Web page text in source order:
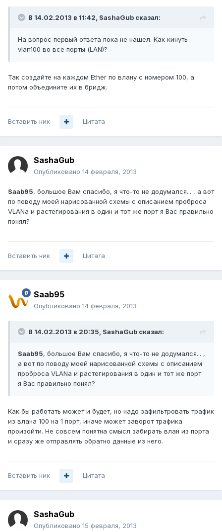
В 14.02.2013 в 11:42, SashaGub сказал:
На вопрос первый ответа пока не нашел. Как кинуть
vlan100 во все порты (LAN)?
Так создайте на каждом Ether по влану с номером 100, а
потом объедините их в бридж.
Вставить ник Цитата
SashaGub
Опубликовано 14 февраля, 2013
Saab95, большое Вам спасибо, я что-то не додумался... , а вот
по поводу моей нарисованной схемы с описанием проброса
VLANa и растегирования в один и тот же порт я Вас правильно
понял?
Вставить ник Цитата
Saab95
Опубликовано 14 февраля, 2013
В 14.02.2013 в 20:35, SashaGub сказал:
Saab95, большое Вам спасибо, я что-то не додумался... ,
а вот по поводу моей нарисованной схемы с описанием
проброса VLANa и растегирования в один и тот же порт
я Вас правильно понял?
Как бы работать может и будет, но надо зафильтровать трафик
из влана 100 на 1 порт, иначе может заворот трафика
произойти. Не совсем понятна смысл забирать влан из порта
и сразу же отправлять обратно данные из него.
Вставить ник Цитата
SashaGub
Опубликовано 15 февраля, 2013